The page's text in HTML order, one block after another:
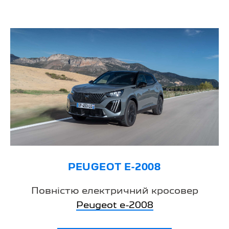
PEUGEOT E-2008
Повністю електричний кросовер
Peugeot е-2008